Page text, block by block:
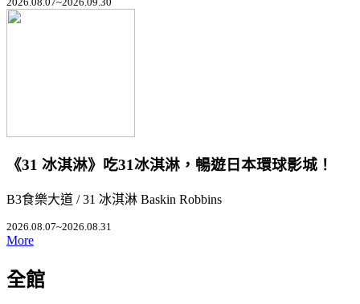
《31 冰淇淋》吃31冰淇淋，暢遊日本環球影城！
B3食樂大道 / 31 冰淇淋 Baskin Robbins
2026.08.07~2026.08.31
More
全館